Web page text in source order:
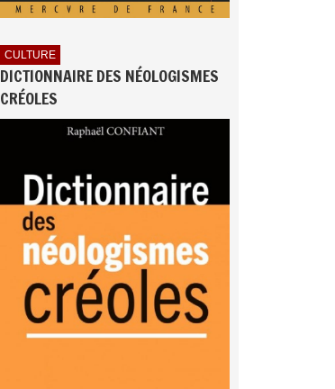
CULTURE
DICTIONNAIRE DES NÉOLOGISMES
CRÉOLES